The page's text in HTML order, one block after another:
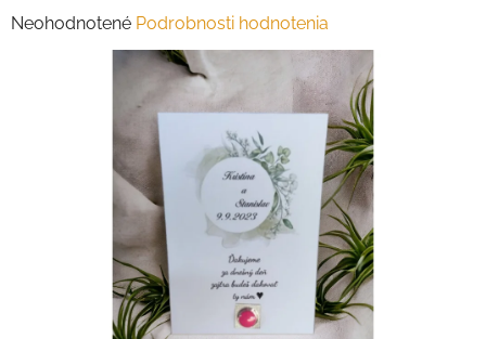
Priemerné
Neohodnotené Podrobnosti hodnotenia